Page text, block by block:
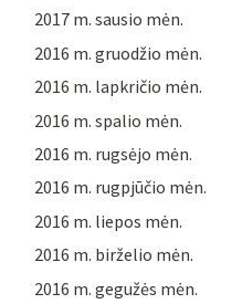
2017 m. sausio mėn.
2016 m. gruodžio mėn.
2016 m. lapkričio mėn.
2016 m. spalio mėn.
2016 m. rugsėjo mėn.
2016 m. rugpjūčio mėn.
2016 m. liepos mėn.
2016 m. birželio mėn.
2016 m. gegužės mėn.